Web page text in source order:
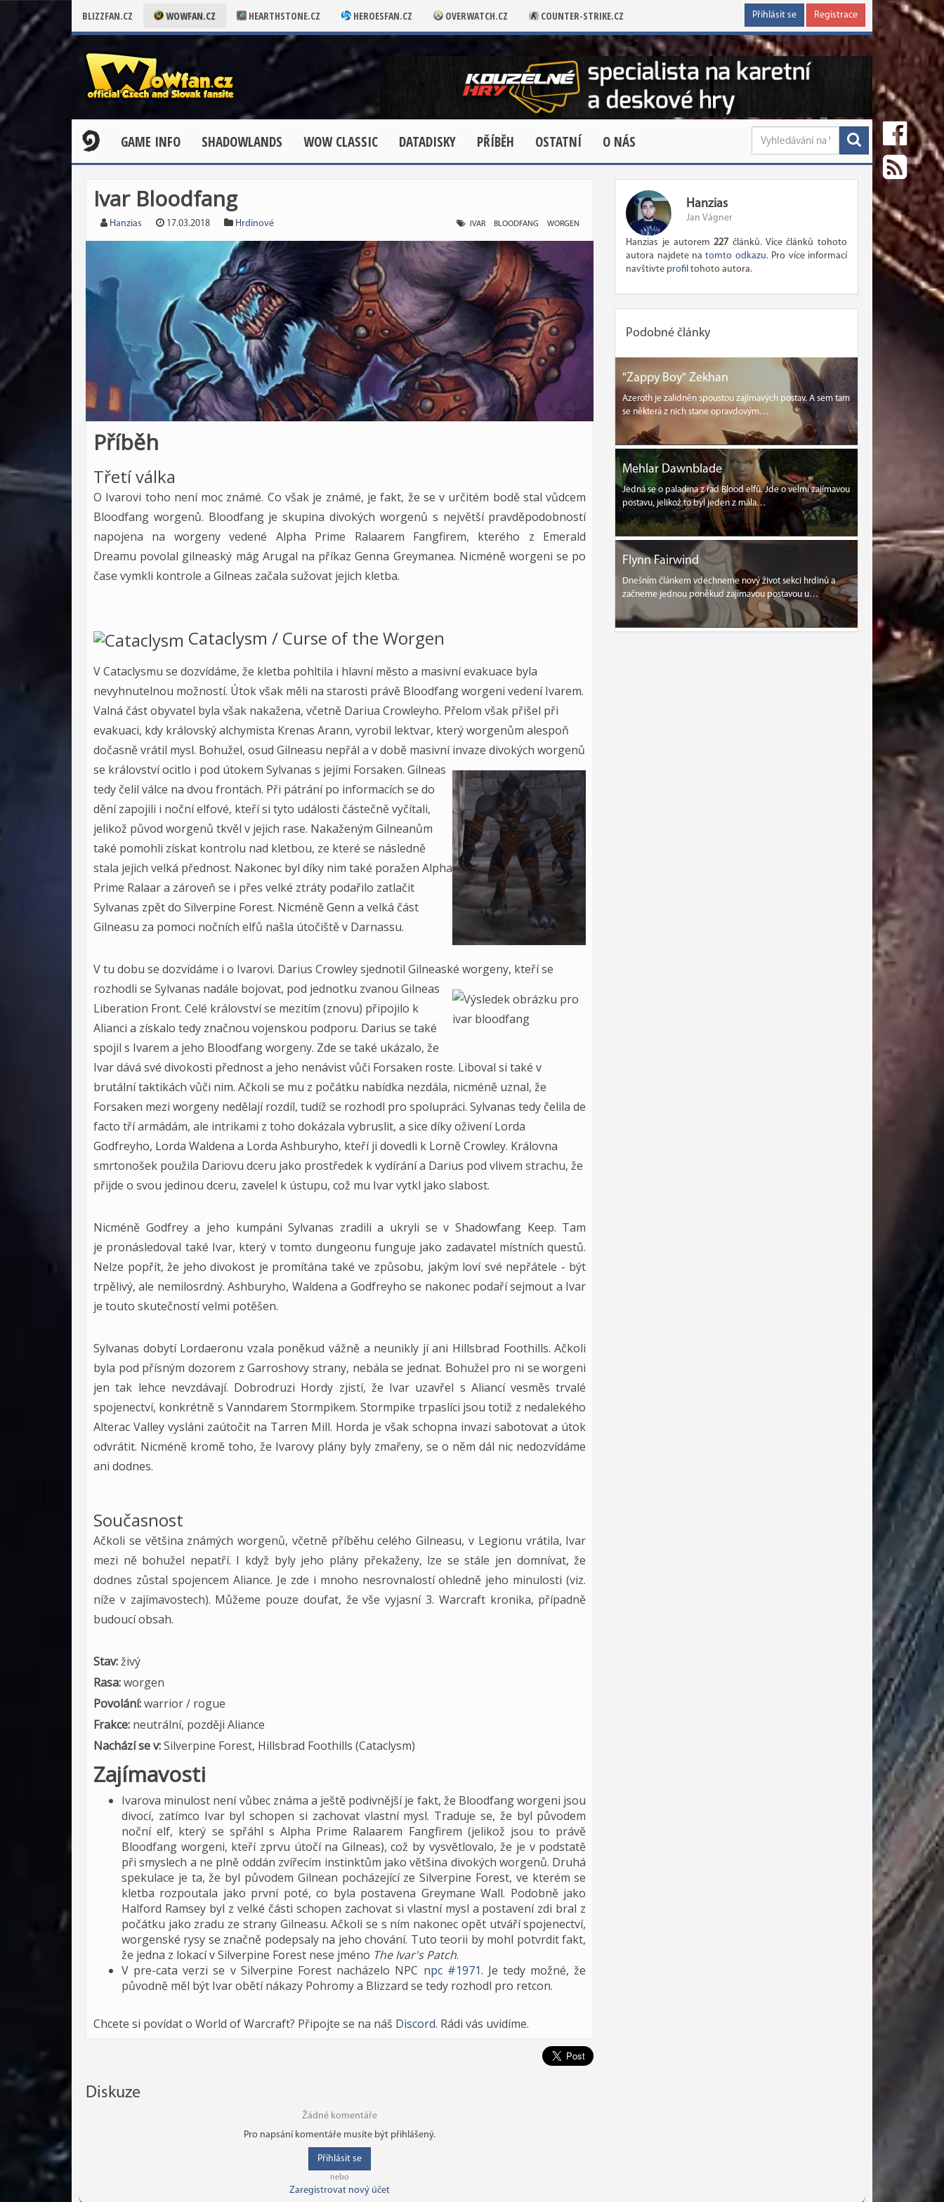
BLIZZFAN.CZ WOWFAN.CZ HEARTHSTONE.CZ HEROESFAN.CZ OVERWATCH.CZ COUNTER-STRIKE.CZ Přihlásit se Registrace
GAME INFO SHADOWLANDS WOW CLASSIC DATADISKY PŘÍBĚH OSTATNÍ O NÁS
Ivar Bloodfang
Hanzias 17.03.2018 Hrdinové IVAR BLOODFANG WORGEN
Příběh
Třetí válka
O Ivarovi toho není moc známé. Co však je známé, je fakt, že se v určitém bodě stal vůdcem
Bloodfang worgenů. Bloodfang je skupina divokých worgenů s největší pravděpodobností
napojena na worgeny vedené Alpha Prime Ralaarem Fangfirem, kterého z Emerald
Dreamu povolal gilneaský mág Arugal na příkaz Genna Greymanea. Nicméně worgeni se po
čase vymkli kontrole a Gilneas začala sužovat jejich kletba.
Cataclysm / Curse of the Worgen
V Cataclysmu se dozvídáme, že kletba pohltila i hlavní město a masivní evakuace byla
nevyhnutelnou možností. Útok však měli na starosti právě Bloodfang worgeni vedení Ivarem.
Valná část obyvatel byla však nakažena, včetně Dariua Crowleyho. Přelom však přišel při
evakuaci, kdy královský alchymista Krenas Arann, vyrobil lektvar, který worgenům alespoň
dočasně vrátil mysl. Bohužel, osud Gilneasu nepřál a v době masivní invaze divokých worgenů
se království ocitlo i pod útokem Sylvanas s jejími Forsaken. Gilneas
tedy čelil válce na dvou frontách. Při pátrání po informacích se do
dění zapojili i noční elfové, kteří si tyto události částečně vyčítali,
jelikož původ worgenů tkvěl v jejich rase. Nakaženým Gilneanům
také pomohli získat kontrolu nad kletbou, ze které se následně
stala jejich velká přednost. Nakonec byl díky nim také poražen Alpha
Prime Ralaar a zároveň se i přes velké ztráty podařilo zatlačit
Sylvanas zpět do Silverpine Forest. Nicméně Genn a velká část
Gilneasu za pomoci nočních elfů našla útočiště v Darnassu.
V tu dobu se dozvídáme i o Ivarovi. Darius Crowley sjednotil Gilneaské worgeny, kteří se
rozhodli se Sylvanas nadále bojovat, pod jednotku zvanou Gilneas
Liberation Front. Celé království se mezitím (znovu) připojilo k
Alianci a získalo tedy značnou vojenskou podporu. Darius se také
spojil s Ivarem a jeho Bloodfang worgeny. Zde se také ukázalo, že
Ivar dává své divokosti přednost a jeho nenávist vůči Forsaken roste. Liboval si také v
brutální taktikách vůči nim. Ačkoli se mu z počátku nabídka nezdála, nicméně uznal, že
Forsaken mezi worgeny nedělají rozdíl, tudíž se rozhodl pro spolupráci. Sylvanas tedy čelila de
facto tří armádám, ale intrikami z toho dokázala vybruslit, a sice díky oživení Lorda
Godfreyho, Lorda Waldena a Lorda Ashburyho, kteří ji dovedli k Lorně Crowley. Královna
smrtonošek použila Dariovu dceru jako prostředek k vydírání a Darius pod vlivem strachu, že
přijde o svou jedinou dceru, zavelel k ústupu, což mu Ivar vytkl jako slabost.
Nicméně Godfrey a jeho kumpáni Sylvanas zradili a ukryli se v Shadowfang Keep. Tam
je pronásledoval také Ivar, který v tomto dungeonu funguje jako zadavatel místních questů.
Nelze popřít, že jeho divokost je promítána také ve způsobu, jakým loví své nepřátele - být
trpělivý, ale nemilosrdný. Ashburyho, Waldena a Godfreyho se nakonec podaří sejmout a Ivar
je touto skutečností velmi potěšen.
Sylvanas dobytí Lordaeronu vzala poněkud vážně a neunikly jí ani Hillsbrad Foothills. Ačkoli
byla pod přísným dozorem z Garroshovy strany, nebála se jednat. Bohužel pro ni se worgeni
jen tak lehce nevzdávají. Dobrodruzi Hordy zjistí, že Ivar uzavřel s Aliancí vesměs trvalé
spojenectví, konkrétně s Vanndarem Stormpikem. Stormpike trpaslíci jsou totiž z nedalekého
Alterac Valley vysláni zaútočit na Tarren Mill. Horda je však schopna invazi sabotovat a útok
odvrátit. Nicméně kromě toho, že Ivarovy plány byly zmařeny, se o něm dál nic nedozvídáme
ani dodnes.
Současnost
Ačkoli se většina známých worgenů, včetně příběhu celého Gilneasu, v Legionu vrátila, Ivar
mezi ně bohužel nepatří. I když byly jeho plány překaženy, lze se stále jen domnívat, že
dodnes zůstal spojencem Aliance. Je zde i mnoho nesrovnalostí ohledně jeho minulosti (viz.
níže v zajímavostech). Můžeme pouze doufat, že vše vyjasní 3. Warcraft kronika, případně
budoucí obsah.
Stav:živý
Rasa:worgen
Povolání:warrior / rogue
Frakce: neutrální, později Aliance
Nachází se v:Silverpine Forest, Hillsbrad Foothills (Cataclysm)
Zajímavosti
Ivarova minulost není vůbec známa a ještě podivnější je fakt, že Bloodfang worgeni jsou
divocí, zatímco Ivar byl schopen si zachovat vlastní mysl. Traduje se, že byl původem
noční elf, který se spřáhl s Alpha Prime Ralaarem Fangfirem (jelikož jsou to právě
Bloodfang worgeni, kteří zprvu útočí na Gilneas), což by vysvětlovalo, že je v podstatě
při smyslech a ne plně oddán zvířecím instinktům jako většina divokých worgenů. Druhá
spekulace je ta, že byl původem Gilnean pocházející ze Silverpine Forest, ve kterém se
kletba rozpoutala jako první poté, co byla postavena Greymane Wall. Podobně jako
Halford Ramsey byl z velké části schopen zachovat si vlastní mysl a postavení zdi bral z
počátku jako zradu ze strany Gilneasu. Ačkoli se s ním nakonec opět utváří spojenectví,
worgenské rysy se značně podepsaly na jeho chování. Tuto teorii by mohl potvrdit fakt,
že jedna z lokací v Silverpine Forest nese jméno The Ivar's Patch.
V pre-cata verzi se v Silverpine Forest nacházelo NPC npc #1971. Je tedy možné, že
původně měl být Ivar obětí nákazy Pohromy a Blizzard se tedy rozhodl pro retcon.
Chcete si povídat o World of Warcraft? Připojte se na náš Discord. Rádi vás uvidíme.
Hanzias
Jan Vágner
Hanzias je autorem227 článků. Více článků tohoto
autora najdete natomto odkazu. Pro více informací
navštivte profil tohoto autora.
Podobné články
"Zappy Boy" Zekhan
Azeroth je zalidněn spoustou zajímavých postav. A sem tam
se některá z nich stane opravdovým…
Mehlar Dawnblade
Jedná se o paladina z řad Blood elfů. Jde o velmi zajímavou
postavu, jelikož to byl jeden z mála…
Flynn Fairwind
Dnešním článkem vdechneme nový život sekci hrdinů a
začneme jednou poněkud zajímavou postavou u…
Diskuze
Žádné komentáře
Pro napsání komentáře musíte být přihlášený.
Přihlásit se
nebo
Zaregistrovat nový účet